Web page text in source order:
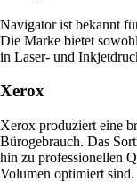
Navigator ist bekannt
Die Marke bietet
in Laser- und
Xerox
Xerox produziert eine
Bürogebrauch. Das
hin zu professionellen
Volumen optimiert sind.